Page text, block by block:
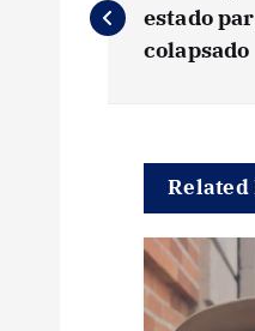
a
estado
colapsado
Related